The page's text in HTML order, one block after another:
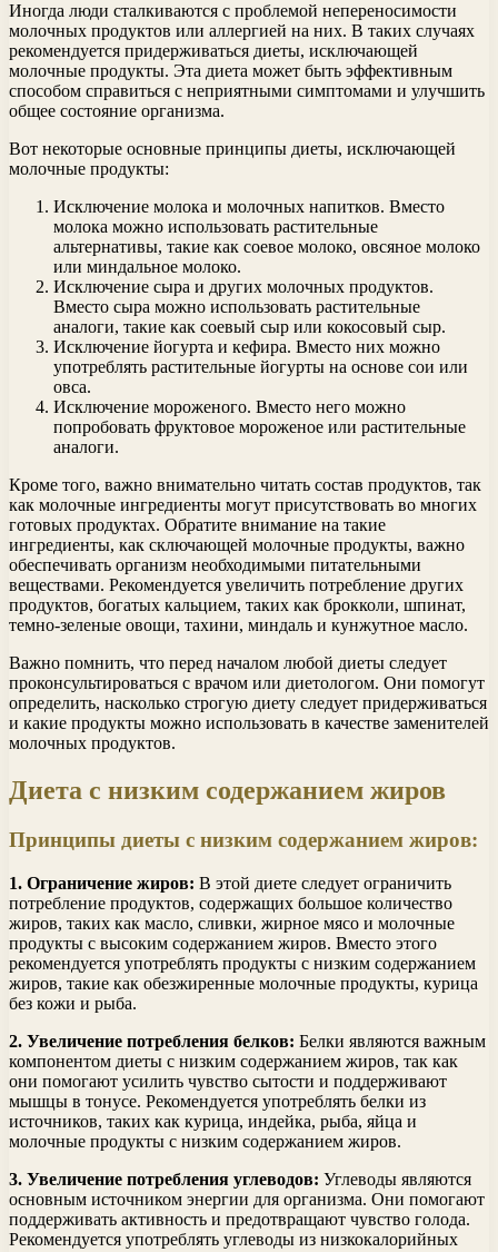
Иногда люди сталкиваются с проблемой непереносимости
молочных продуктов или аллергией на них. В таких случаях
рекомендуется придерживаться диеты, исключающей
молочные продукты. Эта диета может быть эффективным
способом справиться с неприятными симптомами и улучшить
общее состояние организма.
Вот некоторые основные принципы диеты, исключающей
молочные продукты:
Исключение молока и молочных напитков. Вместо
молока можно использовать растительные
альтернативы, такие как соевое молоко, овсяное молоко
или миндальное молоко.
Исключение сыра и других молочных продуктов.
Вместо сыра можно использовать растительные
аналоги, такие как соевый сыр или кокосовый сыр.
Исключение йогурта и кефира. Вместо них можно
употреблять растительные йогурты на основе сои или
овса.
Исключение мороженого. Вместо него можно
попробовать фруктовое мороженое или растительные
аналоги.
Кроме того, важно внимательно читать состав продуктов, так
как молочные ингредиенты могут присутствовать во многих
готовых продуктах. Обратите внимание на такие
ингредиенты, как сключающей молочные продукты, важно
обеспечивать организм необходимыми питательными
веществами. Рекомендуется увеличить потребление других
продуктов, богатых кальцием, таких как брокколи, шпинат,
темно-зеленые овощи, тахини, миндаль и кунжутное масло.
Важно помнить, что перед началом любой диеты следует
проконсультироваться с врачом или диетологом. Они помогут
определить, насколько строгую диету следует придерживаться
и какие продукты можно использовать в качестве заменителей
молочных продуктов.
Диета с низким содержанием жиров
Принципы диеты с низким содержанием жиров:
1. Ограничение жиров: В этой диете следует ограничить
потребление продуктов, содержащих большое количество
жиров, таких как масло, сливки, жирное мясо и молочные
продукты с высоким содержанием жиров. Вместо этого
рекомендуется употреблять продукты с низким содержанием
жиров, такие как обезжиренные молочные продукты, курица
без кожи и рыба.
2. Увеличение потребления белков: Белки являются важным
компонентом диеты с низким содержанием жиров, так как
они помогают усилить чувство сытости и поддерживают
мышцы в тонусе. Рекомендуется употреблять белки из
источников, таких как курица, индейка, рыба, яйца и
молочные продукты с низким содержанием жиров.
3. Увеличение потребления углеводов: Углеводы являются
основным источником энергии для организма. Они помогают
поддерживать активность и предотвращают чувство голода.
Рекомендуется употреблять углеводы из низкокалорийных